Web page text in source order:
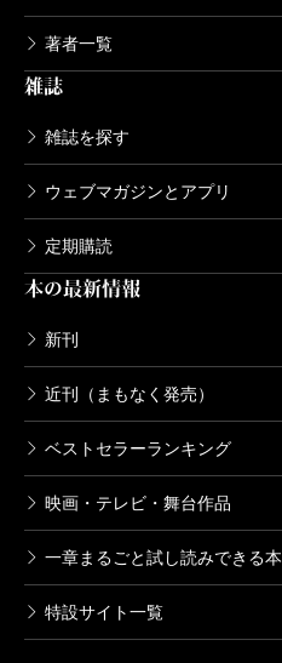
著者一覧
雑誌
雑誌を探す
ウェブマガジンとアプリ
定期購読
本の最新情報
新刊
近刊（まもなく発売）
ベストセラーランキング
映画・テレビ・舞台作品
一章まるごと試し読みできる本
特設サイト一覧